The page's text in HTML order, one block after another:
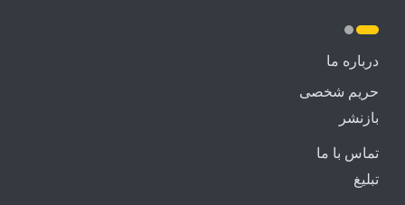
درباره ما
حریم شخصی
بازنشر
تماس با ما
تبلیغ